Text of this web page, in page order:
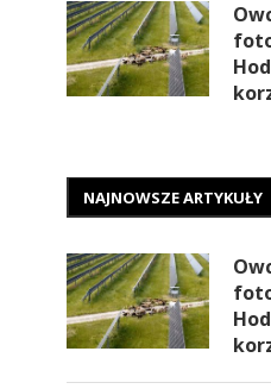
NAJNOWSZE ARTYKUŁY